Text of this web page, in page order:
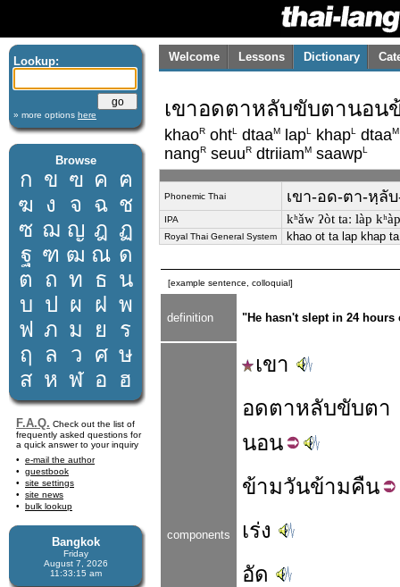
Lookup:
» more options here
Browse
ก ข ฃ ค ฅ
ฆ ง จ ฉ ช
ซ ฌ ญ ฎ ฏ
ฐ ฑ ฒ ณ ด
ต ถ ท ธ น
บ ป ผ ฝ พ
ฟ ภ ม ย
ร
ฤ
ล ว ศ ษ
ส ห ฬ อ ฮ
F.A.Q. Check out the list of
frequently asked questions for
a quick answer to your inquiry
e-mail the author
guestbook
site settings
site news
bulk lookup
Bangkok
Friday
August 7, 2026
11:33:15 am
Welcome Lessons Dictionary
เขาอดตาหลับขับตานอน
khaoR ohtL dtaaM lapL khapL dtaaM
nangR seuuR dtriiamM saawpL
Phonemic Thai เขา-อด-ตา-หฺลั
IPA kʰǎw ʔòt taː làp
Royal Thai General System khao ot ta lap khap
[example sentence, colloquial]
definition "He hasn't slept in 24
components
เขา
อดตาหลับขับตา
นอน
ข้ามวันข้ามคืน
เร่ง
อัด